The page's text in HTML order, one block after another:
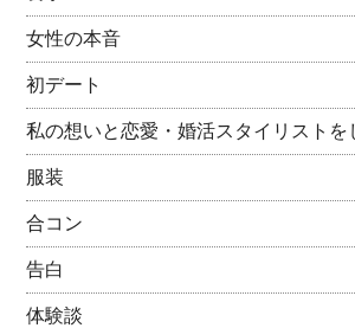
女性の本音
初デート
私の想いと恋愛・婚活スタイリストを
服装
合コン
告白
体験談